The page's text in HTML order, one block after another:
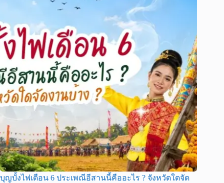
บุญบั้งไฟเดือน 6 ประเพณีอีสานนี้คืออะไร ? จังหวัดใดจัด